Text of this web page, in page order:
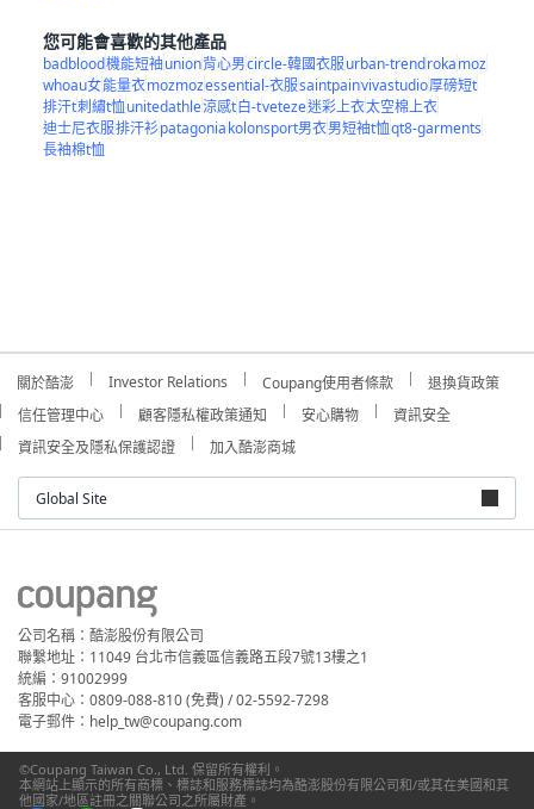
您可能會喜歡的其他產品
badblood機能短袖union背心男circle-韓國衣服urban-trendrokamoz
whoau女能量衣mozmozessential-衣服saintpainvivastudio厚磅短t
排汗t刺繡t恤unitedathle涼感t白-tveteze迷彩上衣太空棉上衣
迪士尼衣服排汗衫patagoniakolonsport男衣男短袖t恤qt8-garments
長袖棉t恤
關於酷澎 Investor Relations Coupang使用者條款
退換貨政策
信任管理中心
顧客隱私權政策通知 安心購物
資訊安全
資訊安全及隱私保護認證
加入酷澎商城
Global Site
公司名稱：酷澎股份有限公司
聯繫地址：11049 台北市信義區信義路五段7號13樓之1
統編：91002999
客服中心：0809-088-810 (免費) / 02-5592-7298
電子郵件：help_tw@coupang.com
©Coupang Taiwan Co., Ltd. 保留所有權利。
本網站上顯示的所有商標、標誌和服務標誌均為酷澎股份有限公司和/或其在美國和其
他國家/地區註冊之關聯公司之所屬財產。